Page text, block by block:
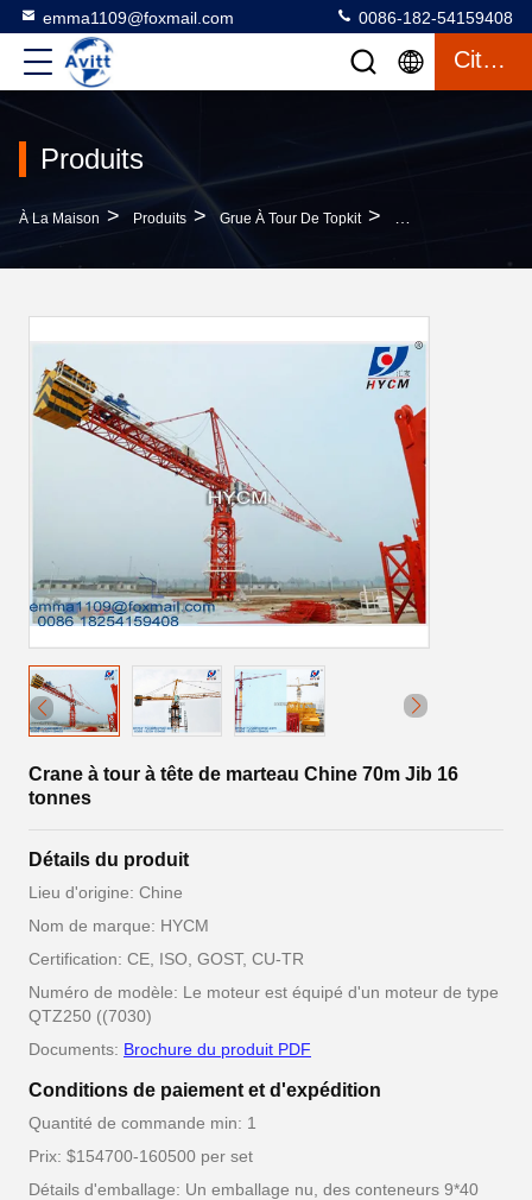
emma1109@foxmail.com 0086-182-54159408
Citation
Produits
À La Maison > Produits > Grue À Tour De Topkit > Crane À Tour À
Crane à tour à tête de marteau Chine 70m Jib 16
tonnes
Détails du produit
Lieu d'origine: Chine
Nom de marque: HYCM
Certification: CE, ISO, GOST, CU-TR
Numéro de modèle: Le moteur est équipé d'un moteur de type
QTZ250 ((7030)
Documents: Brochure du produit PDF
Conditions de paiement et d'expédition
Quantité de commande min: 1
Prix: $154700-160500 per set
Détails d'emballage: Un emballage nu, des conteneurs 9*40